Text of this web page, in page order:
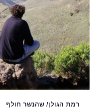
רמת הגולן/ שהנשר חולף